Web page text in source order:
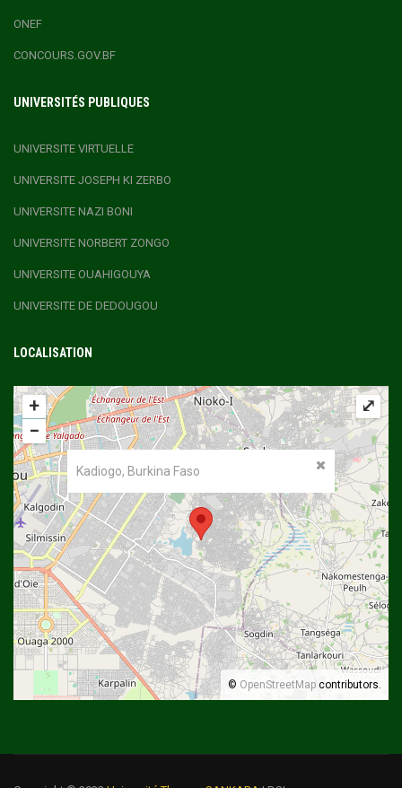
ONEF
CONCOURS.GOV.BF
UNIVERSITÉS PUBLIQUES
UNIVERSITE VIRTUELLE
UNIVERSITE JOSEPH KI ZERBO
UNIVERSITE NAZI BONI
UNIVERSITE NORBERT ZONGO
UNIVERSITE OUAHIGOUYA
UNIVERSITE DE DEDOUGOU
LOCALISATION
Kadiogo, Burkina Faso
+
−
© OpenStreetMap contributors.
⤢